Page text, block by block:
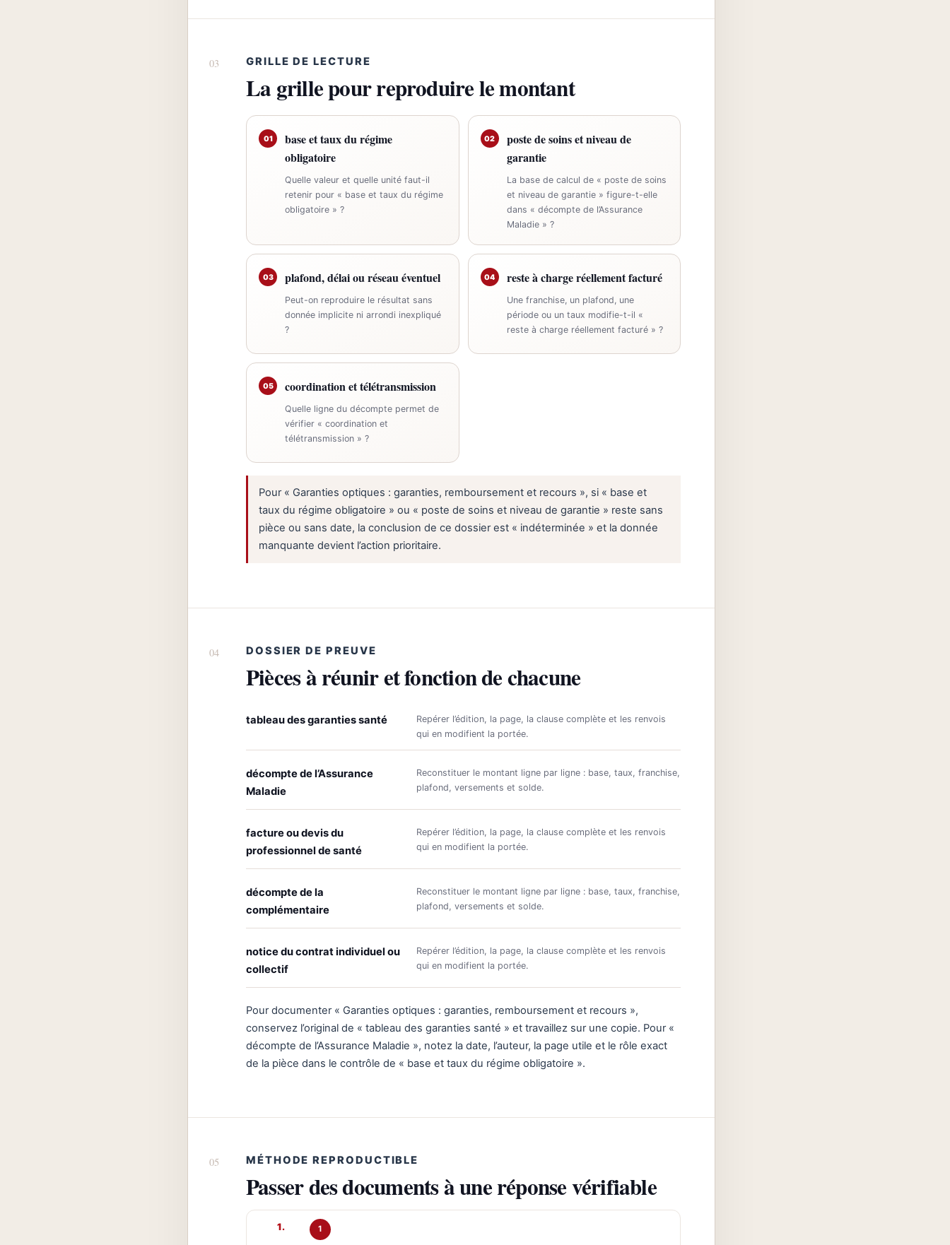
GRILLE DE LECTURE
La grille pour reproduire le montant
01
base et taux du régime
obligatoire
Quelle valeur et quelle unité faut-il
retenir pour « base et taux du régime
obligatoire » ?
02
poste de soins et niveau de
garantie
La base de calcul de « poste de soins
et niveau de garantie » figure-t-elle
dans « décompte de l’Assurance
Maladie » ?
03 plafond, délai ou réseau éventuel
Peut-on reproduire le résultat sans
donnée implicite ni arrondi inexpliqué
?
04 reste à charge réellement facturé
Une franchise, un plafond, une
période ou un taux modifie-t-il «
reste à charge réellement facturé » ?
05 coordination et télétransmission
Quelle ligne du décompte permet de
vérifier « coordination et
télétransmission » ?
Pour « Garanties optiques : garanties, remboursement et recours », si « base et
taux du régime obligatoire » ou « poste de soins et niveau de garantie » reste sans
pièce ou sans date, la conclusion de ce dossier est « indéterminée » et la donnée
manquante devient l’action prioritaire.
DOSSIER DE PREUVE
Pièces à réunir et fonction de chacune
tableau des garanties santé
Repérer l’édition, la page, la clause complète et les renvois
qui en modifient la portée.
décompte de l’Assurance
Maladie
Reconstituer le montant ligne par ligne : base, taux, franchise,
plafond, versements et solde.
facture ou devis du
professionnel de santé
Repérer l’édition, la page, la clause complète et les renvois
qui en modifient la portée.
décompte de la
complémentaire
Reconstituer le montant ligne par ligne : base, taux, franchise,
plafond, versements et solde.
notice du contrat individuel ou
collectif
Repérer l’édition, la page, la clause complète et les renvois
qui en modifient la portée.
Pour documenter « Garanties optiques : garanties, remboursement et recours »,
conservez l’original de « tableau des garanties santé » et travaillez sur une copie. Pour «
décompte de l’Assurance Maladie », notez la date, l’auteur, la page utile et le rôle exact
de la pièce dans le contrôle de « base et taux du régime obligatoire ».
MÉTHODE REPRODUCTIBLE
Passer des documents à une réponse vérifiable
1